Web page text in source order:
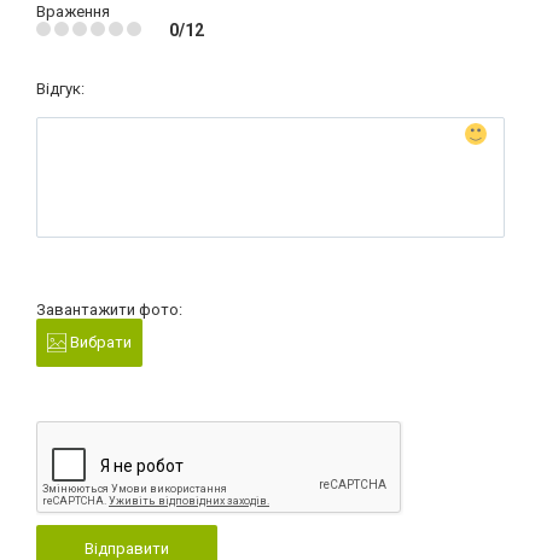
Враження
0/12
Відгук:
Завантажити фото:
Вибрати
Відправити